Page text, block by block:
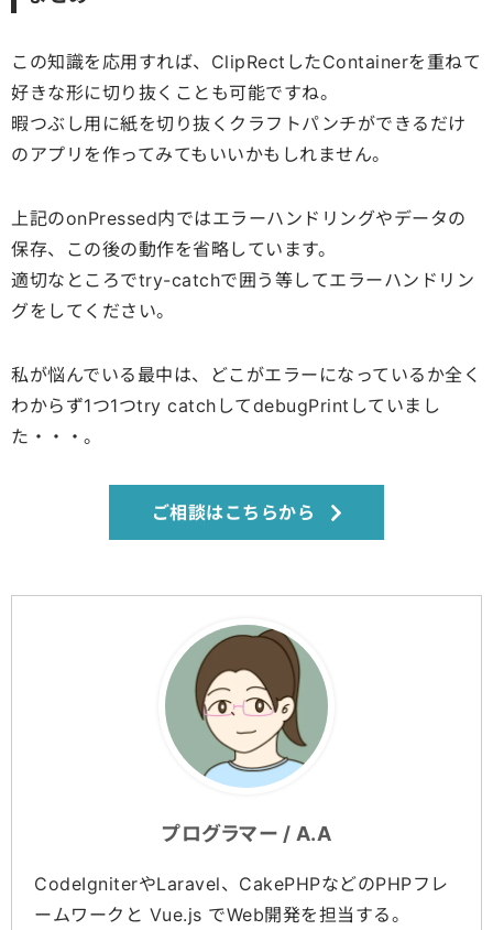
この知識を応用すれば、ClipRectしたContainerを重ねて
好きな形に切り抜くことも可能ですね。
暇つぶし用に紙を切り抜くクラフトパンチができるだけ
のアプリを作ってみてもいいかもしれません。
上記のonPressed内ではエラーハンドリングやデータの
保存、この後の動作を省略しています。
適切なところでtry-catchで囲う等してエラーハンドリン
グをしてください。
私が悩んでいる最中は、どこがエラーになっているか全く
わからず1つ1つtry catchしてdebugPrintしていまし
た・・・。
ご相談はこちらから
プログラマー / A.A
CodeIgniterやLaravel、CakePHPなどのPHPフレ
ームワークと Vue.js でWeb開発を担当する。